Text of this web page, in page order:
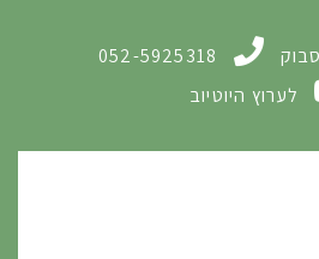
052-5925318
לערוץ היוטיוב